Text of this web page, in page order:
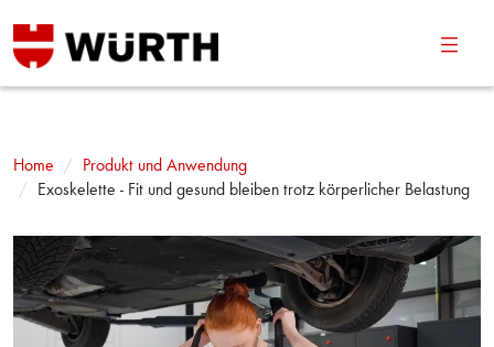
Home
Produkt und Anwendung
Exoskelette - Fit und gesund bleiben trotz körperlicher Belastung